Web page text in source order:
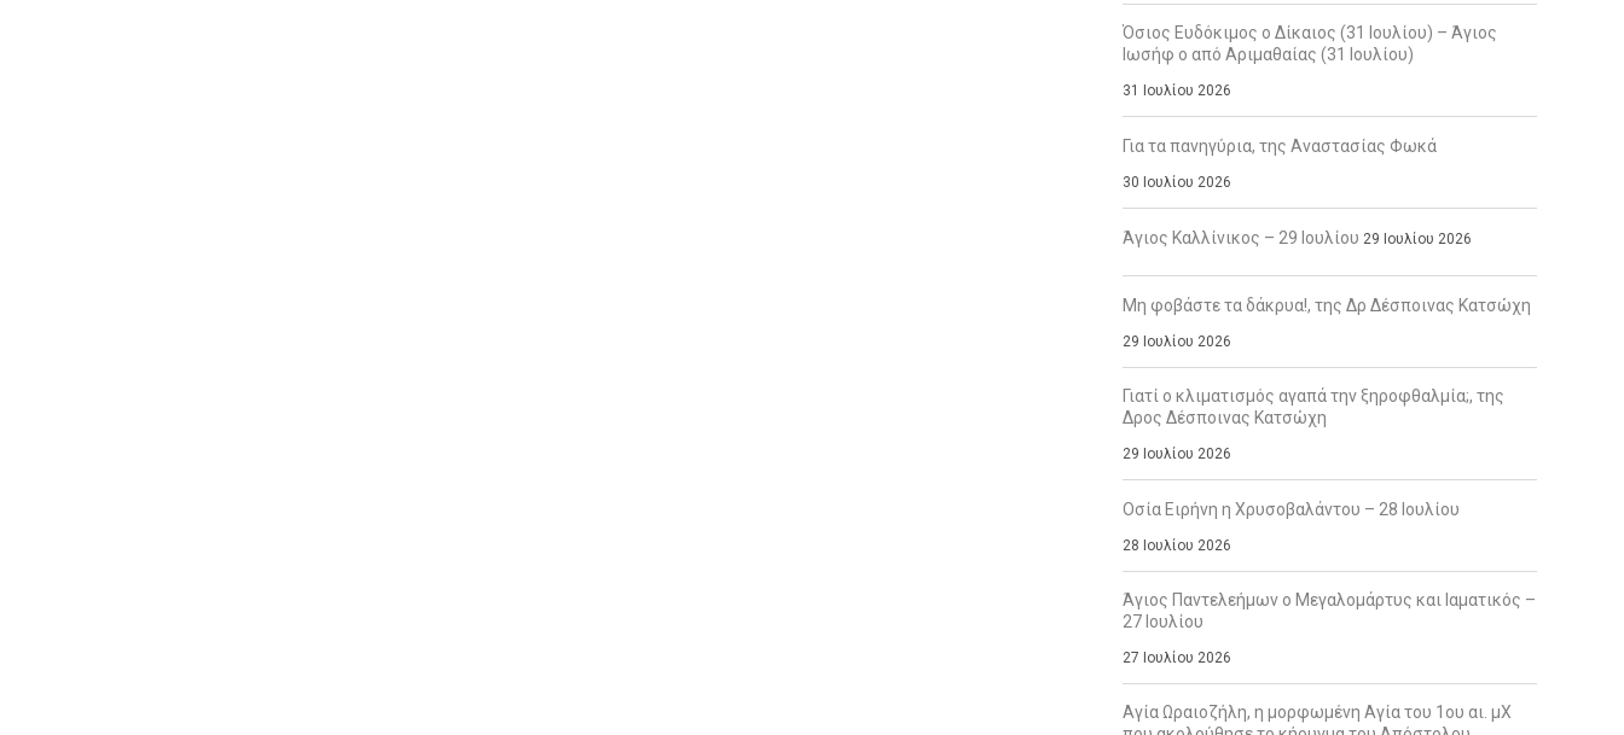
Όσιος Ευδόκιμος ο Δίκαιος (31 Ιουλίου) – Άγιος
Ιωσήφ ο από Αριμαθαίας (31 Ιουλίου)
31 Ιουλίου 2026
Για τα πανηγύρια, της Αναστασίας Φωκά
30 Ιουλίου 2026
Άγιος Καλλίνικος – 29 Ιουλίου 29 Ιουλίου 2026
Μη φοβάστε τα δάκρυα!, της Δρ Δέσποινας Κατσώχη
29 Ιουλίου 2026
Γιατί ο κλιματισμός αγαπά την ξηροφθαλμία;, της
Δρος Δέσποινας Κατσώχη
29 Ιουλίου 2026
Οσία Ειρήνη η Χρυσοβαλάντου – 28 Ιουλίου
28 Ιουλίου 2026
Άγιος Παντελεήμων ο Μεγαλομάρτυς και Ιαματικός –
27 Ιουλίου
27 Ιουλίου 2026
Αγία Ωραιοζήλη, η μορφωμένη Αγία του 1ου αι. μΧ